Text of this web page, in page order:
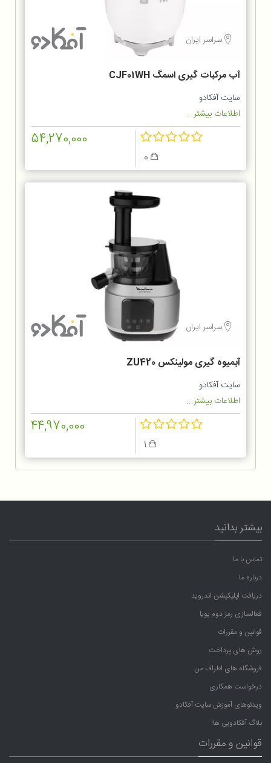
سراسر ایران
آب مرکبات گیری اسمگ CJF01WH
سایت آفکادو
اطلاعات بیشتر...
54,270,000
سراسر ایران
آبمیوه گیری مولینکس ZU420
سایت آفکادو
اطلاعات بیشتر...
44,970,000
بیشتر بدانید
تماس با ما
درباره ما
دریافت اپلیکیشن اندروید
فعالسازی رمز دوم پویا
قوانین و مقررات
روش های پرداخت
فروشگاه های اطراف من
درخواست همکاری
ویدئوهای آموزش سایت آفکادو
بلاگ آفکادویی ها!
قوانین و مقررات